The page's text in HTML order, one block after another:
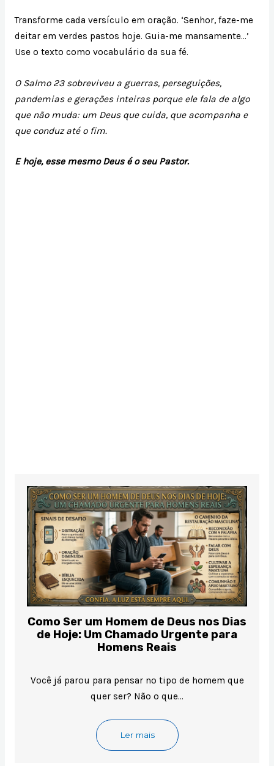
Transforme cada versículo em oração. ‘Senhor, faze-me
deitar em verdes pastos hoje. Guia-me mansamente…’
Use o texto como vocabulário da sua fé.
O Salmo 23 sobreviveu a guerras, perseguições,
pandemias e gerações inteiras porque ele fala de algo
que não muda: um Deus que cuida, que acompanha e
que conduz até o fim.
E hoje, esse mesmo Deus é o seu Pastor.
Como Ser um Homem de Deus nos Dias
de Hoje: Um Chamado Urgente para
Homens Reais
Você já parou para pensar no tipo de homem que
quer ser? Não o que…
Ler mais